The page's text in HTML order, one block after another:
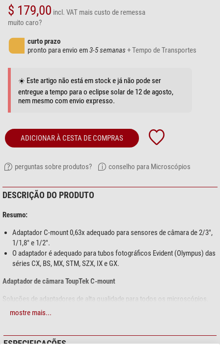
$ 179,00 incl. VAT mais custo de remessa
muito caro?
curto prazo
pronto para envio em3-5 semanas + Tempo de Transportes
☀️ Este artigo não está em stock e já não pode ser
entregue a tempo para o eclipse solar de 12 de agosto,
nem mesmo com envio expresso.
ADICIONAR À CESTA DE COMPRAS
perguntas sobre produtos? conselho para Microscópios
DESCRIÇÃO DO PRODUTO
Resumo:
Adaptador C-mount 0,63x adequado para sensores de câmara de 2/3",
1/1,8" e 1/2".
O adaptador é adequado para tubos fotográficos Evident (Olympus) das
séries CX, BS, MX, STM, SZX, IX e GX.
Adaptador de câmara ToupTek C-mount
Soluções de adaptadores de alta qualidade para todos os microscópios.
Para conectar uma câmera C-mount a um microscópio, a ToupTek fornece
trinoculares. Estão disponíveis várias reduções adequadas ao sensor da
mostre mais...
ESPECIFICAÇÕES